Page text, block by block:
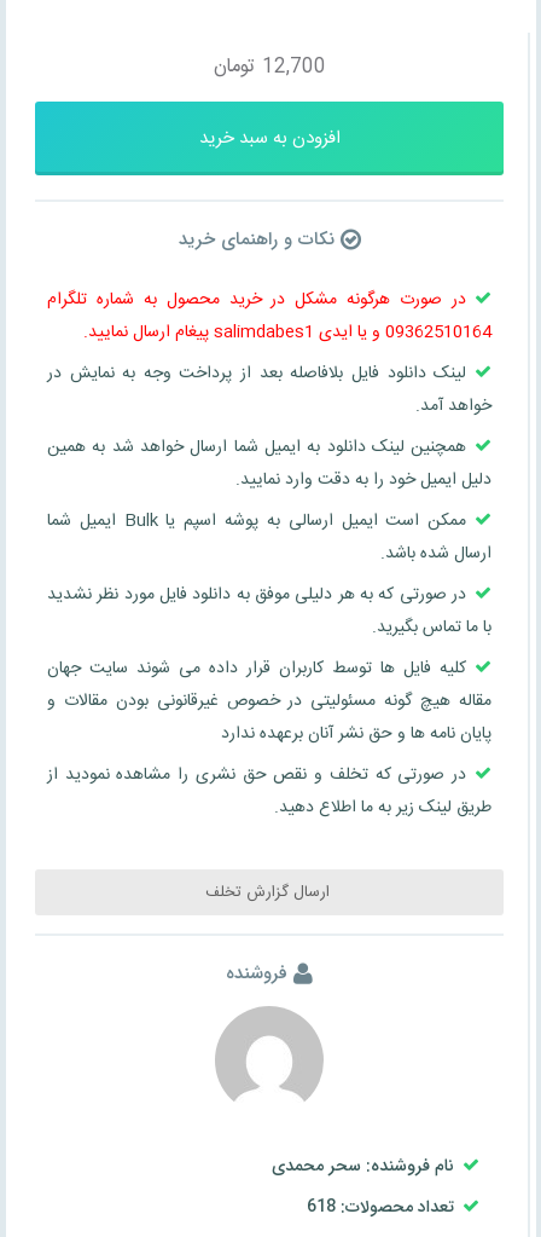
12,700 تومان
افزودن به سبد خرید
نکات و راهنمای خرید
در صورت هرگونه مشکل در خرید محصول به شماره تلگرام
09362510164 و یا ایدی salimdabes1 پیغام ارسال نمایید.
لینک دانلود فایل بلافاصله بعد از پرداخت وجه به نمایش در
خواهد آمد.
همچنین لینک دانلود به ایمیل شما ارسال خواهد شد به همین
دلیل ایمیل خود را به دقت وارد نمایید.
ممکن است ایمیل ارسالی به پوشه اسپم یا Bulk ایمیل شما
ارسال شده باشد.
در صورتی که به هر دلیلی موفق به دانلود فایل مورد نظر نشدید
با ما تماس بگیرید.
کلیه فایل ها توسط کاربران قرار داده می شوند سایت جهان
مقاله هیچ گونه مسئولیتی در خصوص غیرقانونی بودن مقالات و
پایان نامه ها و حق نشر آنان برعهده ندارد
در صورتی که تخلف و نقص حق نشری را مشاهده نمودید از
طریق لینک زیر به ما اطلاع دهید.
ارسال گزارش تخلف
فروشنده
نام فروشنده: سحر محمدی
تعداد محصولات: 618